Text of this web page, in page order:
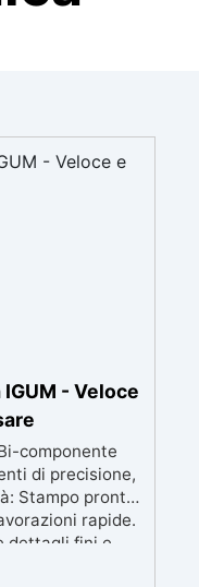
- Veloce
componente
di precisione,
Stampo pronto
rapide.
dettagli fini e